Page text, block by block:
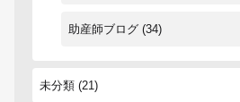
助産師ブログ (34)
未分類 (21)